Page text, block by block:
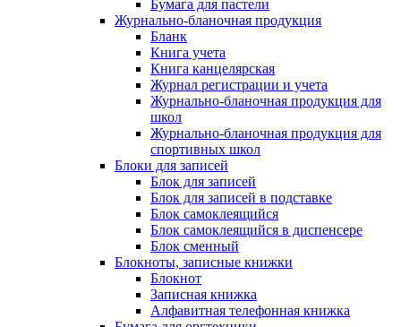
Бумага для пастели
Журнально-бланочная продукция
Бланк
Книга учета
Книга канцелярская
Журнал регистрации и учета
Журнально-бланочная продукция для
школ
Журнально-бланочная продукция для
спортивных школ
Блоки для записей
Блок для записей
Блок для записей в подставке
Блок самоклеящийся
Блок самоклеящийся в диспенсере
Блок сменный
Блокноты, записные книжки
Блокнот
Записная книжка
Алфавитная телефонная книжка